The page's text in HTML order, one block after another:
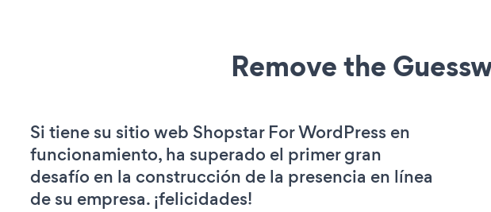
Remove the
Si tiene su sitio web Shopstar For WordPress en
funcionamiento, ha superado el primer gran
desafío en la construcción de la presencia en línea
de su empresa. ¡felicidades!